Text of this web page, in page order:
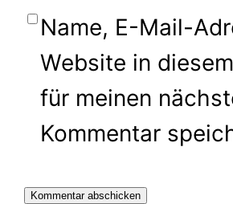
Name, E-Mail-
Website in
für meinen
Kommentar